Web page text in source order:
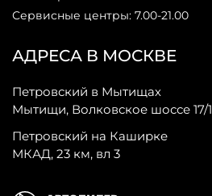
АДРЕСА В МОСКВЕ
Петровский в Мытищах
Мытищи, Волковское шоссе 17/1
Петровский на Каширке
МКАД, 23 км, вл 3
Сервисные центры: 7.00-21.00